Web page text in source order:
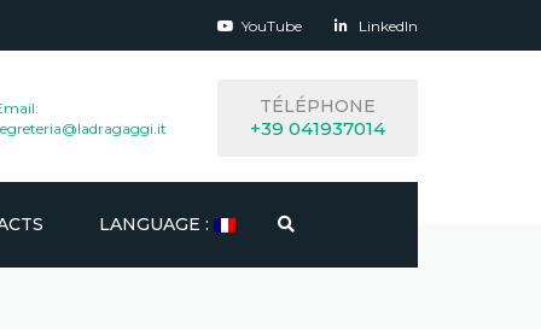
YouTube LinkedIn
TÉLÉPHONE
+39 041937014
LANGUAGE :